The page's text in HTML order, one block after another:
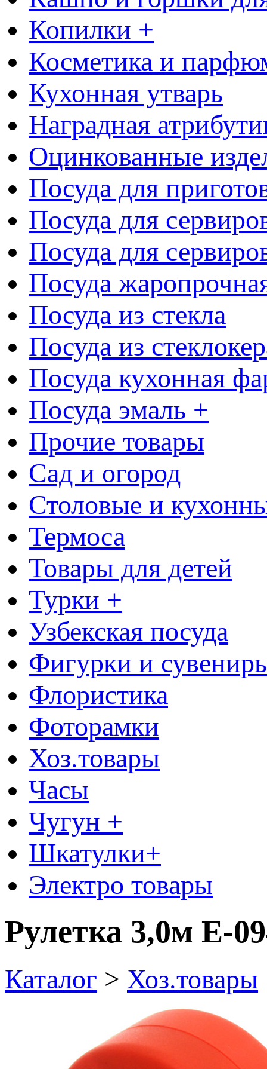
Копилки +
Косметика и
Кухонная утварь
Наградная
Оцинкованные
Посуда для
Посуда для
Посуда для
Посуда
Посуда из стекла
Посуда из
Посуда кухонная
Посуда эмаль +
Прочие товары
Сад и огород
Столовые и
Термоса
Товары для детей
Турки +
Узбекская посуда
Фигурки и
Флористика
Фоторамки
Хоз.товары
Часы
Чугун +
Шкатулки+
Электро товары
Рулетка 3,0м Е-
Каталог > Хоз.товары